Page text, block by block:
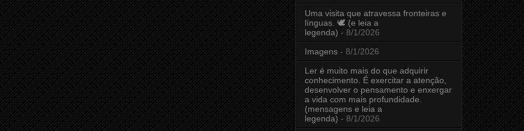
Uma visita que atravessa fronteiras e
línguas. 🕊️ (e leia a
legenda) - 8/1/2026
Imagens - 8/1/2026
Ler é muito mais do que adquirir
conhecimento. É exercitar a atenção,
desenvolver o pensamento e enxergar
a vida com mais profundidade.
(mensagens e leia a
legenda) - 8/1/2026